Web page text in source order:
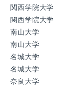
関西学院大学
関西学院大学
南山大学 人
南山大学 総
名城大学 農
名城大学 農
奈良大学 文